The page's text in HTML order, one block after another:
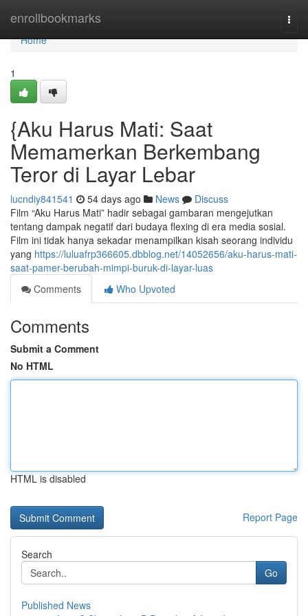
enrollbookmarks
Home
Home
1
{Aku Harus Mati: Saat
Memamerkan Berkembang
Teror di Layar Lebar
lucndiy841541 54 days ago News
Discuss
Film “Aku Harus Mati” hadir sebagai gambaran mengejutkan
tentang dampak negatif dari budaya flexing di era media sosial.
Film ini tidak hanya sekadar menampilkan kisah seorang individu
yang https://luluafrp366605.dbblog.net/14052656/aku-harus-mati-
saat-pamer-berubah-mimpi-buruk-di-layar-luas
Comments
Who Upvoted
Comments
Submit a Comment
No HTML
HTML is disabled
Report Page
Search
Go
Published News